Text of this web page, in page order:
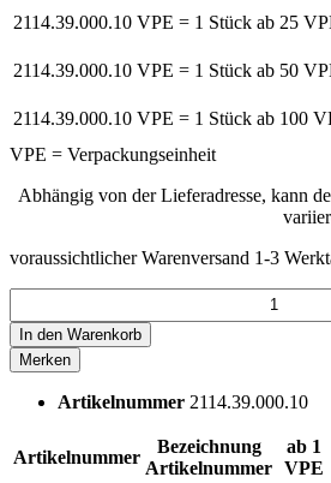
2114.39.000.10 VPE = 1 Stück ab 25
2114.39.000.10 VPE = 1 Stück ab 50
2114.39.000.10 VPE = 1 Stück ab 100
VPE = Verpackungseinheit
Abhängig von der Lieferadresse, kann
voraussichtlicher Warenversand 1-3
In den Warenkorb
Merken
Artikelnummer 2114.39.000.10
Artikelnummer
Bezeichnung
Artikelnummer
ab 1
VPE